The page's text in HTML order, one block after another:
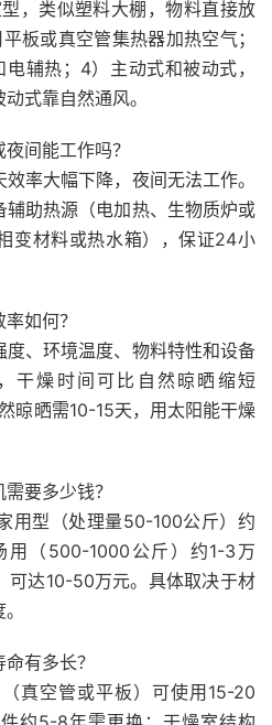
，类似塑料大棚，物料直接放
板或真空管集热器加热空气；
辅热；4）主动式和被动式，
式靠自然通风。
间能工作吗？
率大幅下降，夜间无法工作。
辅助热源（电加热、生物质炉或
变材料或热水箱），保证24小
如何？
、环境温度、物料特性和设备
干燥时间可比自然晾晒缩短
晾晒需10-15天，用太阳能干燥
要多少钱？
用型（处理量50-100公斤）约
（500-1000公斤）约1-3万
可达10-50万元。具体取决于材
有多长？
真空管或平板）可使用15-20